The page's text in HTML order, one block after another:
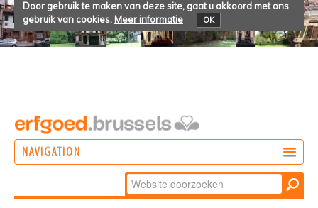
Door gebruik te maken van deze site, gaat u akkoord met ons
gebruik van cookies. Meer informatie OK
NAVIGATION
Zoek
Geavanceerd